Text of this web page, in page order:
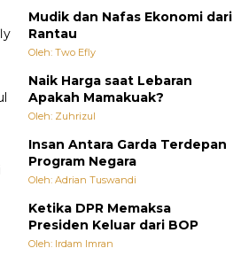
Mudik dan Nafas Ekonomi dari
Rantau
Oleh: Two Efly
Naik Harga saat Lebaran
Apakah Mamakuak?
Oleh: Zuhrizul
Insan Antara Garda Terdepan
Program Negara
Oleh: Adrian Tuswandi
Ketika DPR Memaksa
Presiden Keluar dari BOP
Oleh: Irdam Imran